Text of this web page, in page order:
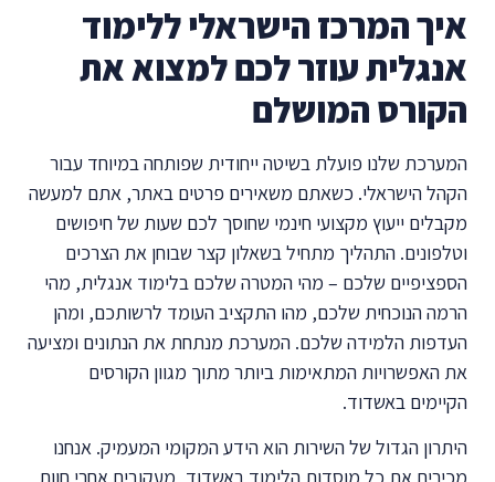
איך המרכז הישראלי ללימוד
אנגלית עוזר לכם למצוא את
הקורס המושלם
המערכת שלנו פועלת בשיטה ייחודית שפותחה במיוחד עבור
הקהל הישראלי. כשאתם משאירים פרטים באתר, אתם למעשה
מקבלים ייעוץ מקצועי חינמי שחוסך לכם שעות של חיפושים
וטלפונים. התהליך מתחיל בשאלון קצר שבוחן את הצרכים
הספציפיים שלכם – מהי המטרה שלכם בלימוד אנגלית, מהי
הרמה הנוכחית שלכם, מהו התקציב העומד לרשותכם, ומהן
העדפות הלמידה שלכם. המערכת מנתחת את הנתונים ומציעה
את האפשרויות המתאימות ביותר מתוך מגוון הקורסים
הקיימים באשדוד.
היתרון הגדול של השירות הוא הידע המקומי המעמיק. אנחנו